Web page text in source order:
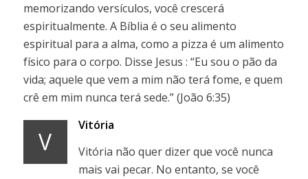
memorizando versículos, você crescerá
espiritualmente. A Bíblia é o seu alimento
espiritual para a alma, como a pizza é um alimento
físico para o corpo. Disse Jesus : “Eu sou o pão da
vida; aquele que vem a mim não terá fome, e quem
crê em mim nunca terá sede.” (João 6:35)
V
Vitória
Vitória não quer dizer que você nunca
mais vai pecar. No entanto, se você